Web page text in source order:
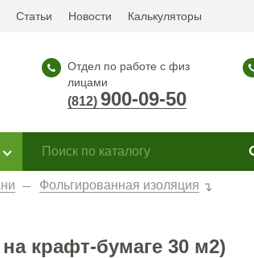
Статьи Новости Калькуляторы
Отдел по работе с физ
лицами
(812) 900-09-50
Фольгированная изоляция
крафт-бумаге 30 м2)